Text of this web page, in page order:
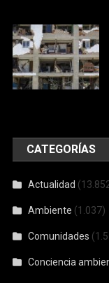
CATEGORÍAS
Actualidad
Ambiente (1.037)
Comunidades
Conciencia